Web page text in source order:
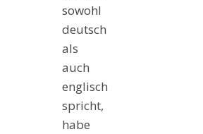
sowohl
deutsch
als
auch
englisch
spricht,
habe